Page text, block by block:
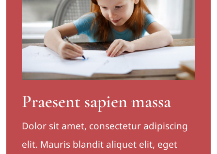
Praesent sapien massa
Dolor sit amet, consectetur adipiscing
elit. Mauris blandit aliquet elit, eget